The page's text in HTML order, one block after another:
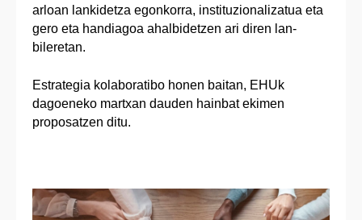
arloan lankidetza egonkorra, instituzionalizatua eta
gero eta handiagoa ahalbidetzen ari diren lan-
bileretan.
Estrategia kolaboratibo honen baitan, EHUk
dagoeneko martxan dauden hainbat ekimen
proposatzen ditu.